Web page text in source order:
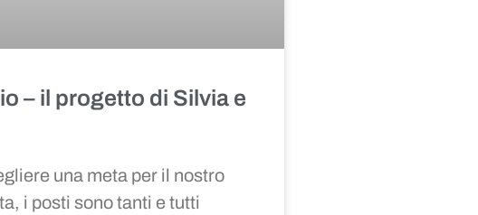
– il progetto di Silvia e
una meta per il nostro
i posti sono tanti e tutti